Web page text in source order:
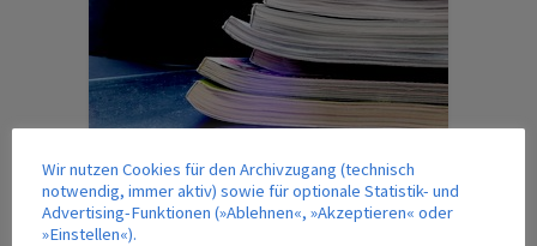
IM VERLAG ERSCHEINT AUCH …
Wir nutzen Cookies für den Archivzugang (technisch
notwendig, immer aktiv) sowie für optionale Statistik- und
Advertising-Funktionen (»Ablehnen«, »Akzeptieren« oder
»Einstellen«).